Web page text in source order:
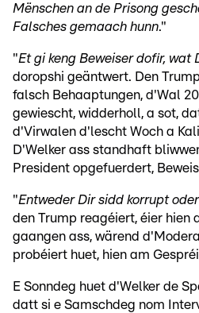
Mënschen an de Prisong
Falsches gemaach hunn."
"Et gi keng Beweiser dofir, wat
doropshi geäntwert. Den
falsch Behaaptungen, d'Wal
gewiescht, widderholl, a sot,
d'Virwalen d'lescht Woch a
D'Welker ass standhaft
President opgefuerdert,
"Entweder Dir sidd korrupt
den Trump reagéiert, éier hien
gaangen ass, wärend
probéiert huet, hien am
E Sonndeg huet d'Welker de
datt si e Samschdeg nom